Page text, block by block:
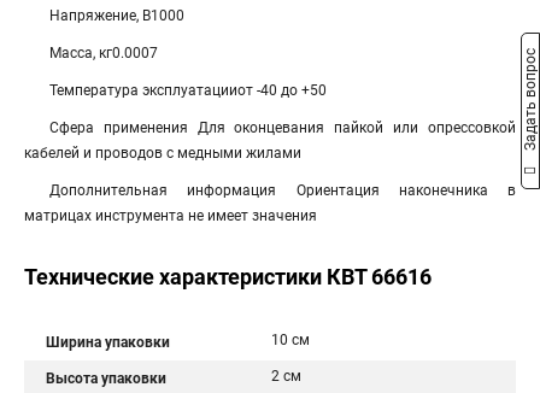
Напряжение, В1000
Масса, кг0.0007
Температура эксплуатацииот -40 до +50
Сфера применения Для оконцевания пайкой или опрессовкой
кабелей и проводов с медными жилами
Дополнительная информация Ориентация наконечника в
матрицах инструмента не имеет значения
Технические характеристики КВТ 66616
Ширина упаковки 10 см
Высота упаковки 2 см
Задать вопрос